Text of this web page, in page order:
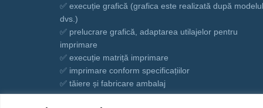
✅ execuție grafică (grafica este realizată după modelul
dvs.)
✅ prelucrare grafică, adaptarea utilajelor pentru
imprimare
✅ execuție matriță imprimare
✅ imprimare conform specificațiilor
✅ tăiere și fabricare ambalaj